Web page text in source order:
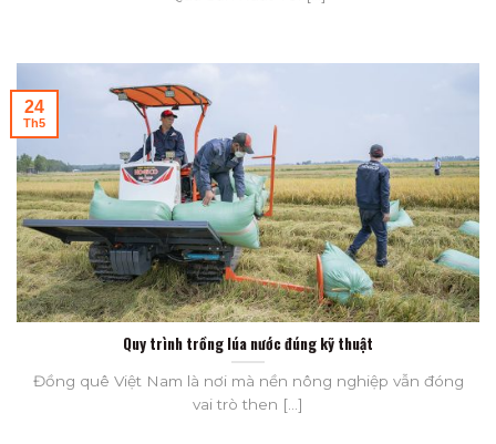
Quy trình trồng lúa nước đúng kỹ thuật
Đồng quê Việt Nam là nơi mà nền nông nghiệp vẫn đóng
vai trò then [...]
24
Th5